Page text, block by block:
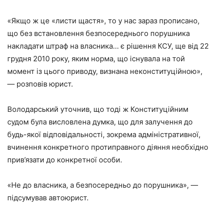
«Якщо ж це «листи щастя», то у нас зараз прописано,
що без встановлення безпосереднього порушника
накладати штраф на власника… є рішення КСУ, ще від 22
грудня 2010 року, яким норма, що існувала на той
момент із цього приводу, визнана неконституційною»,
— розповів юрист.
Володарський уточнив, що тоді ж Конституційним
судом була висловлена ​​думка, що для залучення до
будь-якої відповідальності, зокрема адміністративної,
вчинення конкретного протиправного діяння необхідно
прив’язати до конкретної особи.
«Не до власника, а безпосередньо до порушника», —
підсумував автоюрист.